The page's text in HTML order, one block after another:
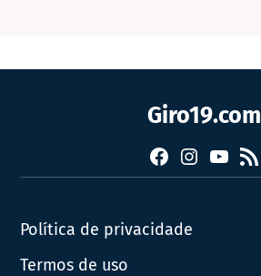
Giro19.com
FacebookInstagram
YouTube
RSS
Política de privacidade
Termos de uso